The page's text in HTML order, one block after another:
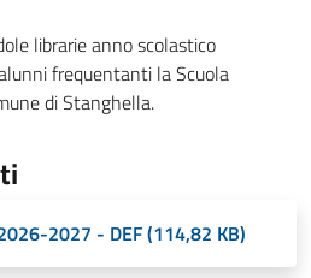
librarie anno scolastico
frequentanti la Scuola
di Stanghella.
2027 - DEF (114,82 KB)